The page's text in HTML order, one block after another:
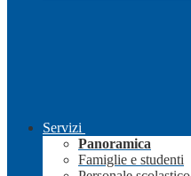
Servizi
Panoramica
Famiglie e studenti